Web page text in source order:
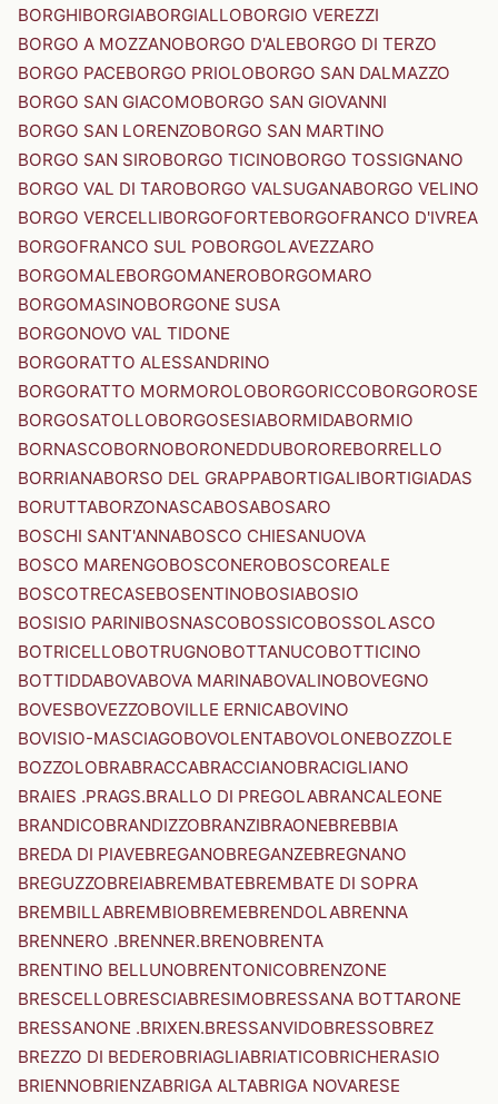
BORGHIBORGIABORGIALLOBORGIO VEREZZI
BORGO A MOZZANOBORGO D'ALEBORGO DI TERZO
BORGO PACEBORGO PRIOLOBORGO SAN DALMAZZO
BORGO SAN GIACOMOBORGO SAN GIOVANNI
BORGO SAN LORENZOBORGO SAN MARTINO
BORGO SAN SIROBORGO TICINOBORGO TOSSIGNANO
BORGO VAL DI TAROBORGO VALSUGANABORGO VELINO
BORGO VERCELLIBORGOFORTEBORGOFRANCO D'IVREA
BORGOFRANCO SUL POBORGOLAVEZZARO
BORGOMALEBORGOMANEROBORGOMARO
BORGOMASINOBORGONE SUSA
BORGONOVO VAL TIDONE
BORGORATTO ALESSANDRINO
BORGORATTO MORMOROLOBORGORICCOBORGOROSE
BORGOSATOLLOBORGOSESIABORMIDABORMIO
BORNASCOBORNOBORONEDDUBOROREBORRELLO
BORRIANABORSO DEL GRAPPABORTIGALIBORTIGIADAS
BORUTTABORZONASCABOSABOSARO
BOSCHI SANT'ANNABOSCO CHIESANUOVA
BOSCO MARENGOBOSCONEROBOSCOREALE
BOSCOTRECASEBOSENTINOBOSIABOSIO
BOSISIO PARINIBOSNASCOBOSSICOBOSSOLASCO
BOTRICELLOBOTRUGNOBOTTANUCOBOTTICINO
BOTTIDDABOVABOVA MARINABOVALINOBOVEGNO
BOVESBOVEZZOBOVILLE ERNICABOVINO
BOVISIO-MASCIAGOBOVOLENTABOVOLONEBOZZOLE
BOZZOLOBRABRACCABRACCIANOBRACIGLIANO
BRAIES .PRAGS.BRALLO DI PREGOLABRANCALEONE
BRANDICOBRANDIZZOBRANZIBRAONEBREBBIA
BREDA DI PIAVEBREGANOBREGANZEBREGNANO
BREGUZZOBREIABREMBATEBREMBATE DI SOPRA
BREMBILLABREMBIOBREMEBRENDOLABRENNA
BRENNERO .BRENNER.BRENOBRENTA
BRENTINO BELLUNOBRENTONICOBRENZONE
BRESCELLOBRESCIABRESIMOBRESSANA BOTTARONE
BRESSANONE .BRIXEN.BRESSANVIDOBRESSOBREZ
BREZZO DI BEDEROBRIAGLIABRIATICOBRICHERASIO
BRIENNOBRIENZABRIGA ALTABRIGA NOVARESE